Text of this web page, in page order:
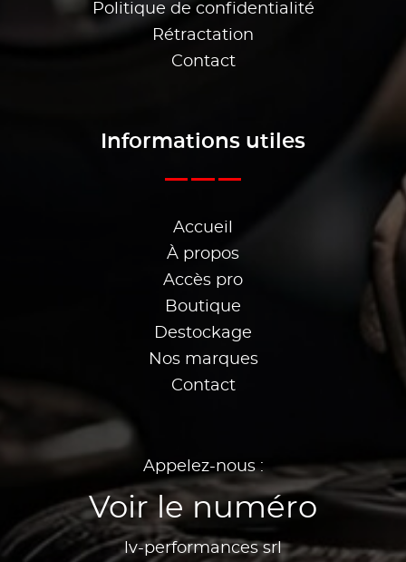
Politique de confidentialité
Rétractation
Contact
Informations utiles
Accueil
À propos
Accès pro
Boutique
Destockage
Nos marques
Contact
Appelez-nous :
Voir le numéro
lv-performances srl